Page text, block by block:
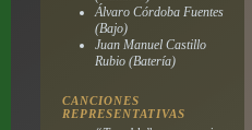
Álvaro Córdoba Fuentes
(Bajo)
Juan Manuel Castillo
Rubio (Batería)
CANCIONES
REPRESENTATIVAS